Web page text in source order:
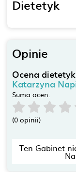
Dietetyk
Opinie
Ocena
Katarzyna
Suma ocen:
(0 opinii)
Ten Gabinet